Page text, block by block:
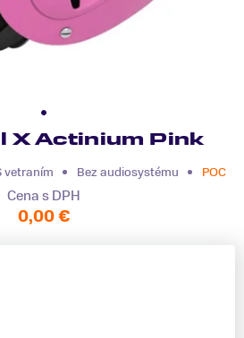
X Actinium Pink
vetraním Bez audiosystému POC
Cena s DPH
0,00 €